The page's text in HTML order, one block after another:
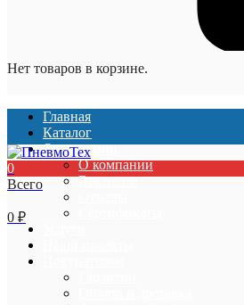
Нет товаров в корзине.
Главная
Каталог
О компании
О компании
Вакансии
0
Всего
0 ₽